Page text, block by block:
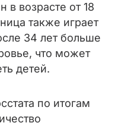
возрасте от 18
также играет
34 лет больше
что может
детей.
по итогам